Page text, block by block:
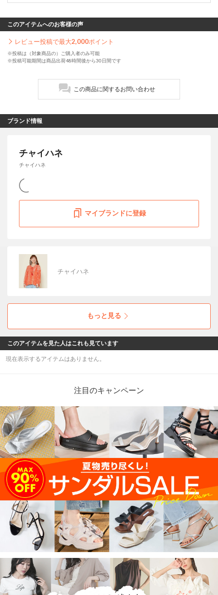
このアイテムへのお客様の声
レビュー投稿で最大2,000ポイント
※投稿は（対象商品の）ご購入者のみ可能
※投稿可能期間は商品出荷48時間後から30日間です
この商品に関するお問い合わせ
ブランド情報
チャイハネ
チャイハネ
マイブランドに登録
チャイハネ
もっと見る
このアイテムを見た人はこれも見ています
現在表示するアイテムはありません。
注目のキャンペーン